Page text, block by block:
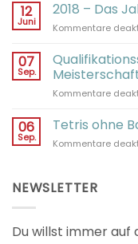
12
Juni
2018 – Das
Kommentare
07
Sep.
Kommentare
06
Sep.
Tetris ohne
Kommentare
NEWSLETTER
Du willst immer auf